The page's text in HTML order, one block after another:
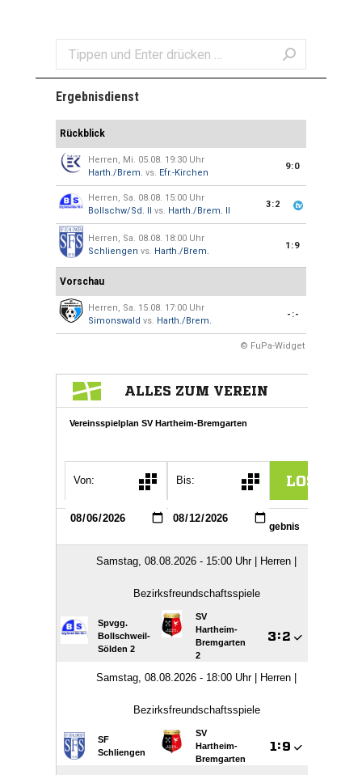
Search:
Ergebnisdienst
Rückblick
Herren, Mi. 05.08. 19:30 Uhr
Harth./Brem. vs. Efr.-Kirchen
9:0
Herren, Sa. 08.08. 15:00 Uhr
Bollschw/Sd. II vs. Harth./Brem. II
3:2
Herren, Sa. 08.08. 18:00 Uhr
Schliengen vs. Harth./Brem.
1:9
Vorschau
Herren, Sa. 15.08. 17:00 Uhr
Simonswald vs. Harth./Brem.
-:-
© FuPa-Widget